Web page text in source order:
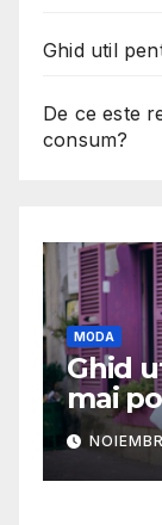
Ghid util
De ce este
consum?
MODA
Ghid
mai